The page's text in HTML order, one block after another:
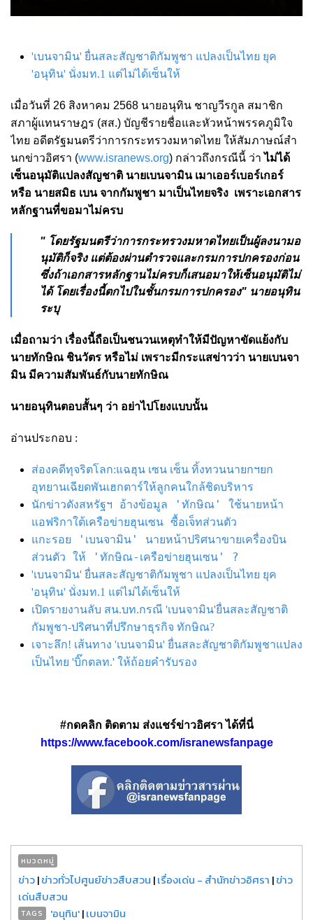
'เบนจามิน' ยื่นสละสัญชาติกัมพูชา แปลงเป็นไทย ยุค
'อนุทิน' นั่งมท.1 แต่ไม่ได้เซ็นให้
เมื่อวันที่ 26 สิงหาคม 2568 นายอนุทิน ชาญวีรกูล สมาชิก
สภาผู้แทนราษฎร (สส.) บัญชีรายชื่อและหัวหน้าพรรคภูมิใจ
ไทย อดีตรัฐมนตรีว่าการกระทรวงมหาดไทย ให้สัมภาษณ์สำ
นกข่าวอิศรา (www.isranews.org) กล่าวถึงกรณีนี้ ว่าไม่ได้
เซ็นอนุมัติแปลงสัญชาติ นายเบนจามิน เมาเออร์เบอร์เกอร์
หรือ นายสมิธ เบน จากกัมพูชา มาเป็นไทยจริง เพราะเอกสาร
หลักฐานที่ขอมาไม่ครบ
" โดยรัฐมนตรีว่าการกระทรวงมหาดไทยเป็นผู้ลงนามอ
นุมัติก็จริง แต่ต้องผ่านตำรวจและกรมการปกครองก่อน
ซึ่งถ้าเอกสารหลักฐานไม่ครบก็เสนอมาให้เซ็นอนุมัติไม่
ได้ โดยเรื่องนี้ตกไปในชั้นกรมการปกครอง" นายอนุทิน
ระบุ
เมื่อถามว่า เรื่องนี้ถือเป็นชนวนเหตุทำให้มีปัญหาขัดแย้งกับ
นายทักษิณ ชินวัตร หรือไม่ เพราะมีกระแสข่าวว่า นายเบนจา
มิน มีความสัมพันธ์กับนายทักษิณ
นายอนุทินตอบสั้นๆ ว่า อย่าไปโยงแบบนั้น
อ่านประกอบ :
ส่องคดีทุจริตโลก:แฉฮุน เซน เซ็น ทิ้งทวนนายกฯยก
อุทยานเฉียดพันเฮกตาร์ให้ลูกคนใกล้ชิดบริหาร
นักข่าวดังสหรัฐฯ อ้างข้อมูล 'ทักษิณ' ใช้นายหน้า
แอฟริกาใต้เครือข่ายฮุนเซน ซื้อเจ็ทส่วนตัว
แกะรอย 'เบนจามิน' นายหน้าปริศนาขายเครื่องบิน
ส่วนตัว ให้ 'ทักษิณ-เครือข่ายฮุนเซน' ?
'เบนจามิน' ยื่นสละสัญชาติกัมพูชา แปลงเป็นไทย ยุค
'อนุทิน' นั่งมท.1 แต่ไม่ได้เซ็นให้
เปิดรายงานลับ สน.บท.กรณี 'เบนจามิน'ยื่นสละสัญชาติ
กัมพูชา-ปริศนาที่ปรึกษาธุรกิจ ทักษิณ?
เจาะลึก! เส้นทาง 'เบนจามิน' ยื่นสละสัญชาติกัมพูชาแปลง
เป็นไทย 'บิ๊กตลท.' ให้ถ้อยคำรับรอง
#กดคลิก ติดตาม ส่งแชร์ข่าวอิศรา ได้ที่นี่
https://www.facebook.com/isranewsfanpage
หมวดหมู่
ข่าว|ข่าวทั่วไปศูนย์ข่าวสืบสวน |เรื่องเด่น - สำนักข่าวอิศรา |ข่าว
เด่นสืบสวน
TAGS 'อนุทิน'|เบนจามิน